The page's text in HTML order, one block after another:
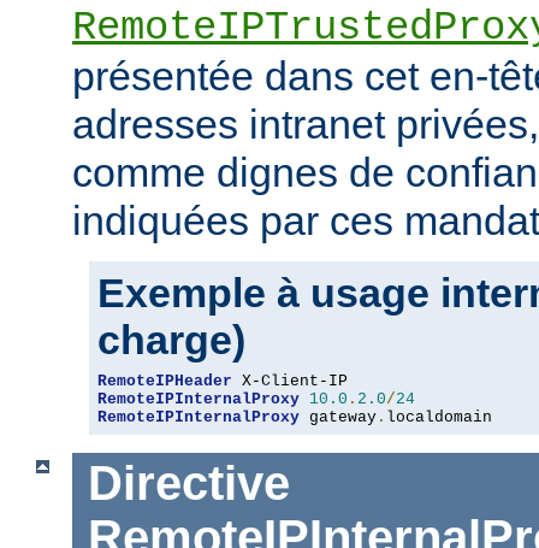
présentée dans cet en-
adresses intranet
comme dignes de
indiquées par ces
Exemple à usage
charge)
RemoteIPHeader
RemoteIPInternalProxy 10.0 . 2.0/24
RemoteIPInternalProxy gateway . localdomain
Directive